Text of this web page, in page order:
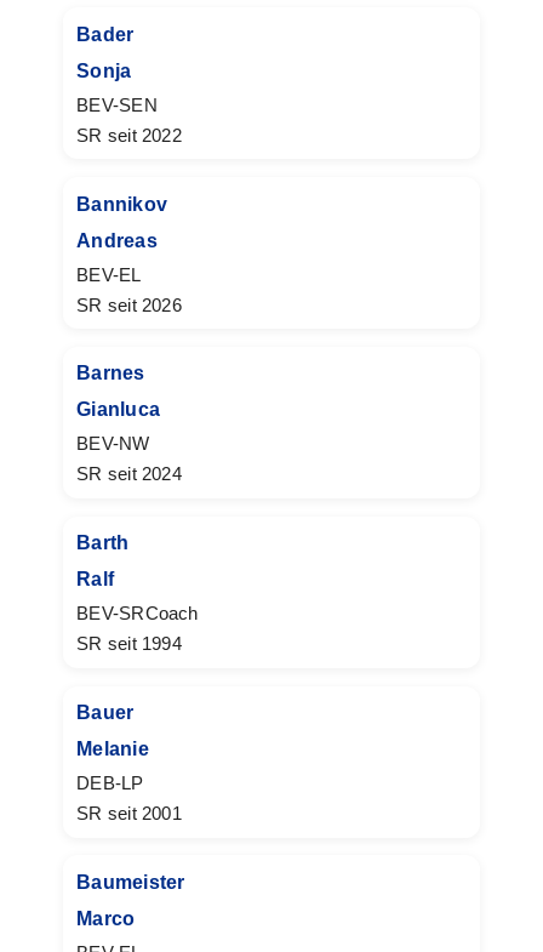
Bader
Sonja
BEV-SEN
SR seit 2022
Bannikov
Andreas
BEV-EL
SR seit 2026
Barnes
Gianluca
BEV-NW
SR seit 2024
Barth
Ralf
BEV-SRCoach
SR seit 1994
Bauer
Melanie
DEB-LP
SR seit 2001
Baumeister
Marco